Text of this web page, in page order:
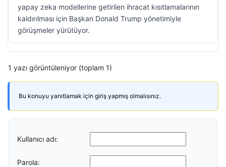
yapay zeka modellerine getirilen ihracat kısıtlamalarının
kaldırılması için Başkan Donald Trump yönetimiyle
görüşmeler yürütüyor.
1 yazı görüntüleniyor (toplam 1)
Bu konuyu yanıtlamak için giriş yapmış olmalısınız.
Kullanıcı adı:
Parola: